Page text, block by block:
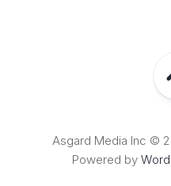
Asgard Media Inc ©
Powered by